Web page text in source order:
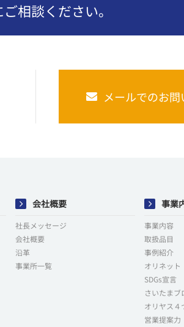
相談ください。
メールでのお
会社概要
社長メッセージ
会社概要
沿革
事業所一覧
事業
事業内容
取扱品目
事例紹介
オリネット
SDGs宣言
さいたまブ
オリヤス４
営業提案力